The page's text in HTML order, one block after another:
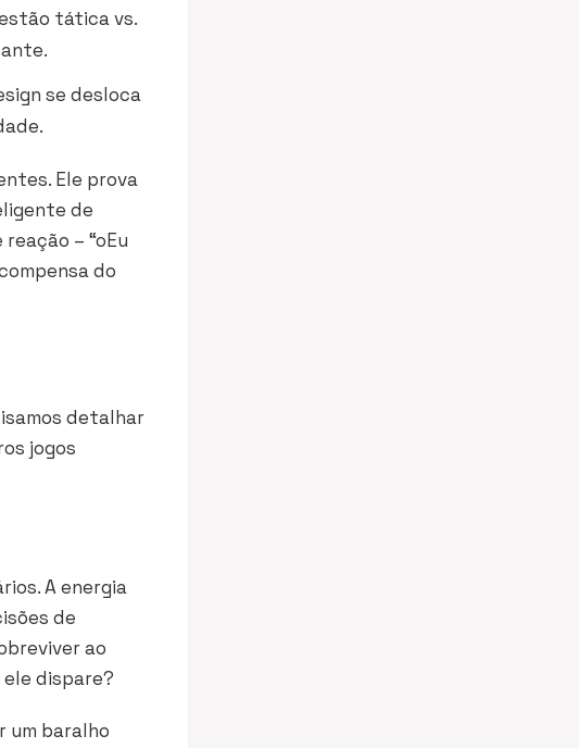
tática vs.
se desloca
Ele prova
de
– “oEu
do
detalhar
jogos
A energia
de
ao
ele dispare?
um baralho